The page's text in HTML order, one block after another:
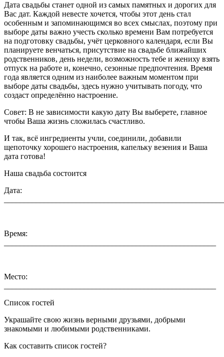
Дата свадьбы станет одной из самых памятных и дорогих для
Вас дат. Каждой невесте хочется, чтобы этот день стал
особенным и запоминающимся во всех смыслах, поэтому при
выборе даты важно учесть сколько времени Вам потребуется
на подготовку свадьбы, учёт церковного календаря, если Вы
планируете венчаться, присутствие на свадьбе ближайших
родственников, день недели, возможность тебе и жениху взять
отпуск на работе и, конечно, сезонные предпочтения. Время
года является одним из наиболее важным моментом при
выборе даты свадьбы, здесь нужно учитывать погоду, что
создаст определённо настроение.
Совет: В не зависимости какую дату Вы выберете, главное
чтобы Ваша жизнь сложилась счастливо.
И так, всё ингредиенты учли, соединили, добавили
щепоточку хорошего настроения, капельку везения и Ваша
дата готова!
Наша свадьба состоится
Дата:
Время:
Место:
Список гостей
Украшайте свою жизнь верными друзьями, добрыми
знакомыми и любимыми родственниками.
Как составить список гостей?